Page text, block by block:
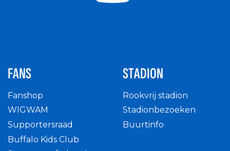
FANS
Fanshop
WIGWAM
Supportersraad
Buffalo Kids Club
STADION
Rookvrij stadion
Stadionbezoeken
Buurtinfo